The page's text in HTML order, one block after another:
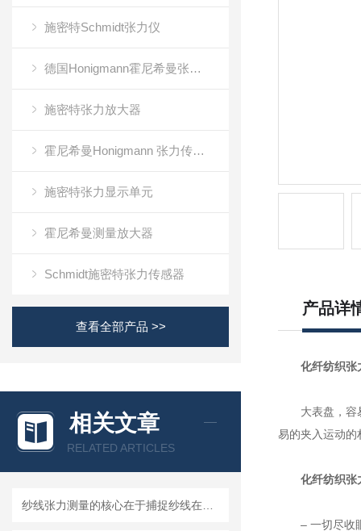
施密特Schmidt张力仪
德国Honigmann霍尼希曼张力仪
施密特张力放大器
霍尼希曼Honigmann 张力传感器RFS系列
施密特张力显示单元
霍尼希曼测量放大器
Schmidt施密特张力传感器
查看全部产品 >>
相关文章
RELATED ARTICLES
产品详
化纤纺织张
大表盘，容易
易的夹入运动的
化纤纺织张
– 一切尽收